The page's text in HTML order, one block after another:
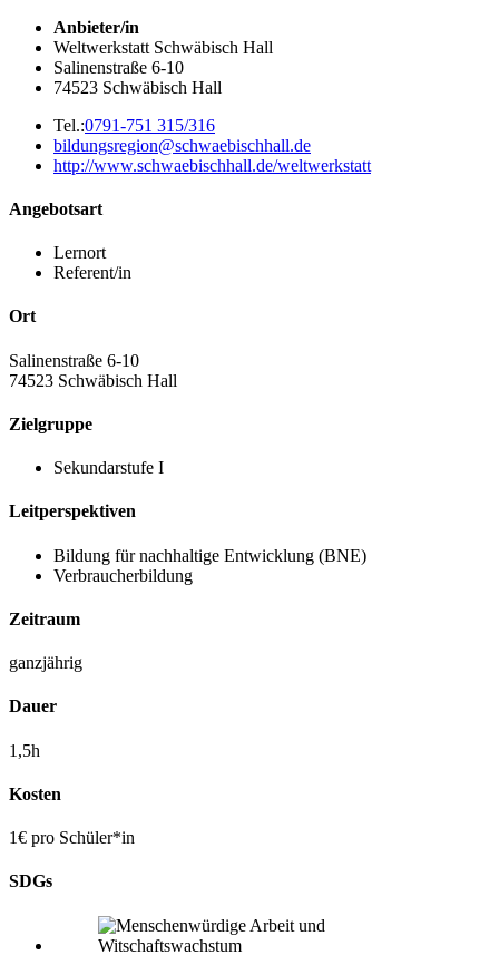
Anbieter/in
Weltwerkstatt Schwäbisch Hall
Salinenstraße 6-10
74523 Schwäbisch Hall
Tel.:0791-751 315/316
bildungsregion@schwaebischhall.de
http://www.schwaebischhall.de/weltwerkstatt
Angebotsart
Lernort
Referent/in
Ort
Salinenstraße 6-10
74523 Schwäbisch Hall
Zielgruppe
Sekundarstufe I
Leitperspektiven
Bildung für nachhaltige Entwicklung (BNE)
Verbraucherbildung
Zeitraum
ganzjährig
Dauer
1,5h
Kosten
1€ pro Schüler*in
SDGs